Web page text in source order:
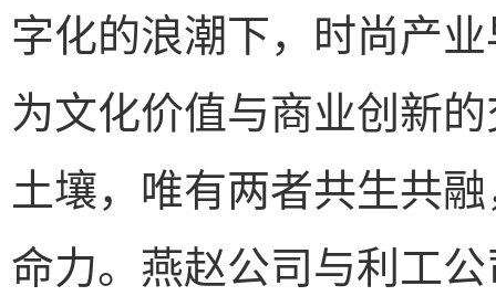
字化的浪潮下，时尚产
为文化价值与商业创新
土壤，唯有两者共生共
命力。燕赵公司与利工